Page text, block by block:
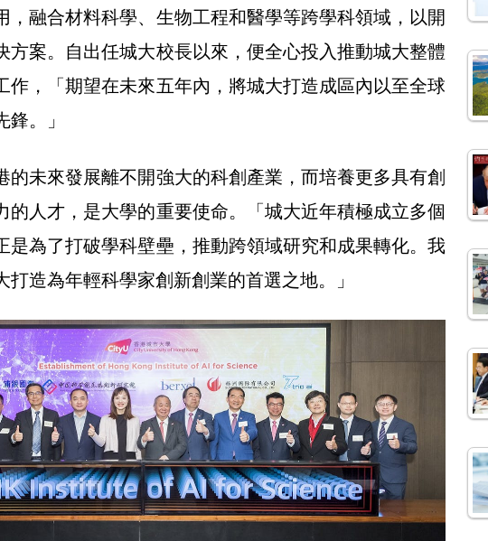
，融合材料科學、生物工程和醫學等跨學科領域，以開
方案。自出任城大校長以來，便全心投入推動城大整體
作，「期望在未來五年內，將城大打造成區內以至全球
。」
的未來發展離不開強大的科創產業，而培養更多具有創
的人才，是大學的重要使命。「城大近年積極成立多個
是為了打破學科壁壘，推動跨領域研究和成果轉化。我
打造為年輕科學家創新創業的首選之地。」